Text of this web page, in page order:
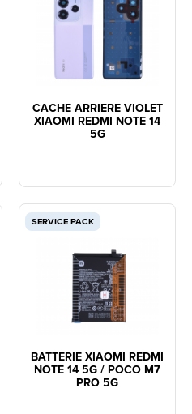
CACHE ARRIERE VIOLET
XIAOMI REDMI NOTE 14
5G
SERVICE PACK
BATTERIE XIAOMI REDMI
NOTE 14 5G / POCO M7
PRO 5G